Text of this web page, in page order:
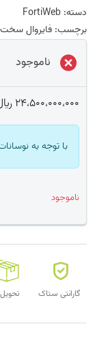
دسته: FortiWeb
برچسب: فایروال سخت
ناموجود
24،500،000،000
با توجه به
ناموجود
گارانتی ستاک